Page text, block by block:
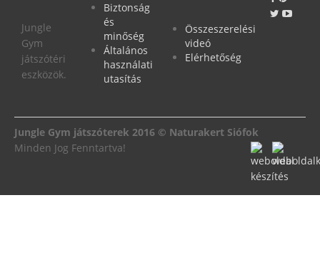
Jungle
Gym
játszótéri
eszközök.
Biztonság
és
minőség
Általános
használati
utasítás
Összeszerelési
videó
Elérhetőség
Jungle Gym játszóterek 2016 © Naturakert Siófok
Minden Jog Fenntartva!